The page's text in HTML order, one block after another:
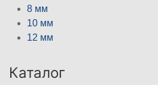
8 мм
10 мм
12 мм
Каталог